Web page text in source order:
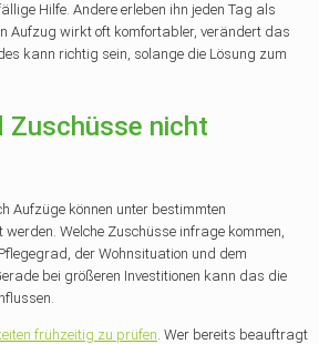
Hilfe. Andere erleben ihn jeden Tag als
Aufzug wirkt oft komfortabler, verändert das
kann richtig sein, solange die Lösung zum
Zuschüsse nicht
Aufzüge können unter bestimmten
Welche Zuschüsse infrage kommen,
der Wohnsituation und dem
bei größeren Investitionen kann das die
frühzeitig zu prüfen . Wer bereits beauftragt